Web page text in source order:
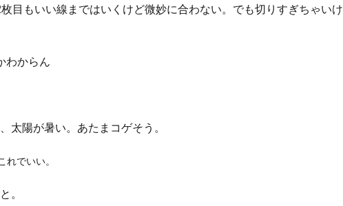
目もいい線まではいくけど微妙に合わない。でも切りすぎちゃいけ
わからん
太陽が暑い。あたまコゲそう。
でいい。
。